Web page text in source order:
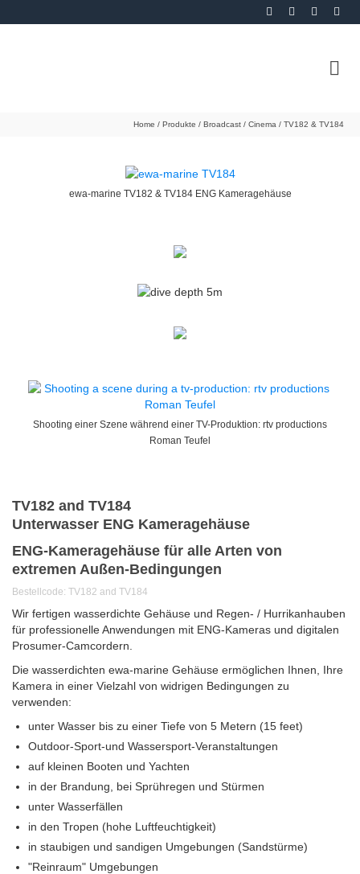
Home / Produkte / Broadcast / Cinema / TV182 & TV184
ewa-marine TV182 & TV184 ENG Kameragehäuse
Shooting einer Szene während einer TV-Produktion: rtv productions
Roman Teufel
TV182 and TV184
Unterwasser ENG Kameragehäuse
ENG-Kameragehäuse für alle Arten von
extremen Außen-Bedingungen
Bestellcode: TV182 and TV184
Wir fertigen wasserdichte Gehäuse und Regen- / Hurrikanhauben
für professionelle Anwendungen mit ENG-Kameras und digitalen
Prosumer-Camcordern.
Die wasserdichten ewa-marine Gehäuse ermöglichen Ihnen, Ihre
Kamera in einer Vielzahl von widrigen Bedingungen zu
verwenden:
unter Wasser bis zu einer Tiefe von 5 Metern (15 feet)
Outdoor-Sport-und Wassersport-Veranstaltungen
auf kleinen Booten und Yachten
in der Brandung, bei Sprühregen und Stürmen
unter Wasserfällen
in den Tropen (hohe Luftfeuchtigkeit)
in staubigen und sandigen Umgebungen (Sandstürme)
"Reinraum" Umgebungen